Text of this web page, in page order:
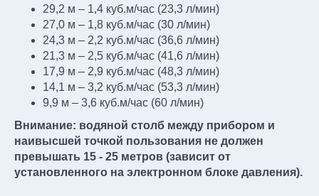
29,2 м – 1,4 куб.м/час (23,3 л/мин)
27,0 м – 1,8 куб.м/час (30 л/мин)
24,3 м – 2,2 куб.м/час (36,6 л/мин)
21,3 м – 2,5 куб.м/час (41,6 л/мин)
17,9 м – 2,9 куб.м/час (48,3 л/мин)
14,1 м – 3,2 куб.м/час (53,3 л/мин)
9,9 м – 3,6 куб.м/час (60 л/мин)
Внимание: водяной столб между прибором и
наивысшей точкой пользования не должен
превышать 15 - 25 метров (зависит от
установленного на электронном блоке давления).